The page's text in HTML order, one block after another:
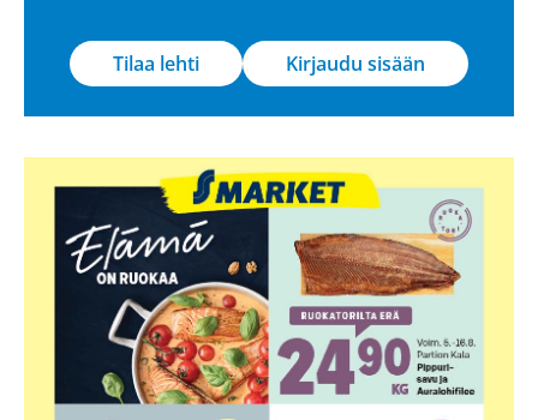
Tilaa lehti Kirjaudu sisään